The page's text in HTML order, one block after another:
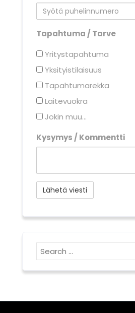
Tapahtuma / Tarve
Yritystapahtuma
Yksityistilaisuus
Tapahtumarekka
Laitevuokra
Jokin muu...
Kysymys / Kommentti